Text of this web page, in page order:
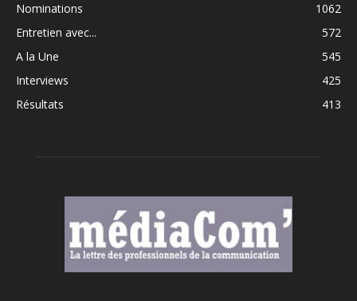
Nominations
1062
Entretien avec...
572
A la Une
545
Interviews
425
Résultats
413